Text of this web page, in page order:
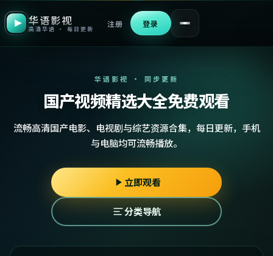
华语影视
高清华语 · 每日更新
注册 登录
华语影视 · 同步更新
国产视频精选大全免费观看
流畅高清国产电影、电视剧与综艺资源合集，每日更新，手机
与电脑均可流畅播放。
立即观看
分类导航